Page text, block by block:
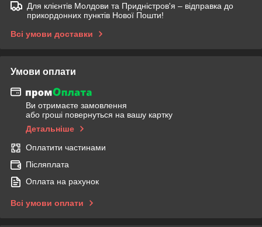
Для клієнтів Молдови та Придністров'я – відправка до
прикордонних пунктів Нової Пошти!
Всі умови доставки
Умови оплати
Ви отримаєте замовлення
або гроші повернуться на вашу картку
Детальніше
Оплатити частинами
Післяплата
Оплата на рахунок
Всі умови оплати